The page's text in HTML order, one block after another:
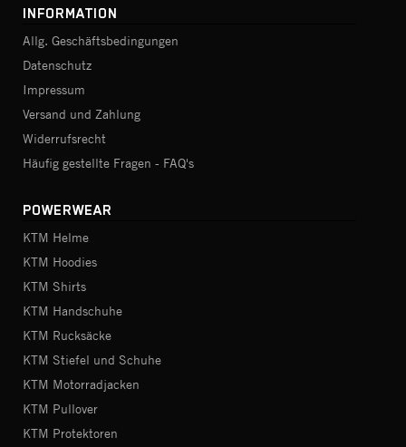
INFORMATION
Allg. Geschäftsbedingungen
Datenschutz
Impressum
Versand und Zahlung
Widerrufsrecht
Häufig gestellte Fragen - FAQ's
POWERWEAR
KTM Helme
KTM Hoodies
KTM Shirts
KTM Handschuhe
KTM Rucksäcke
KTM Stiefel und Schuhe
KTM Motorradjacken
KTM Pullover
KTM Protektoren